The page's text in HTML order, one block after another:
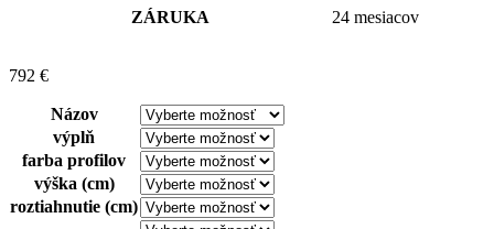
ZÁRUKA 24 mesiacov
792 €
Názov
výplň
farba profilov
výška (cm)
roztiahnutie (cm)